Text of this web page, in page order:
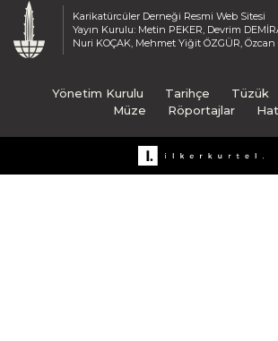
Karikatürcüler Derneği Resmi Web Sitesi
Yayın Kurulu: Metin PEKER, Devrim
Nuri KOÇAK, Mehmet Yiğit ÖZGÜR, Özcan
Yönetim Kurulu Tarihçe Tüzük
Müze
Röportajlar